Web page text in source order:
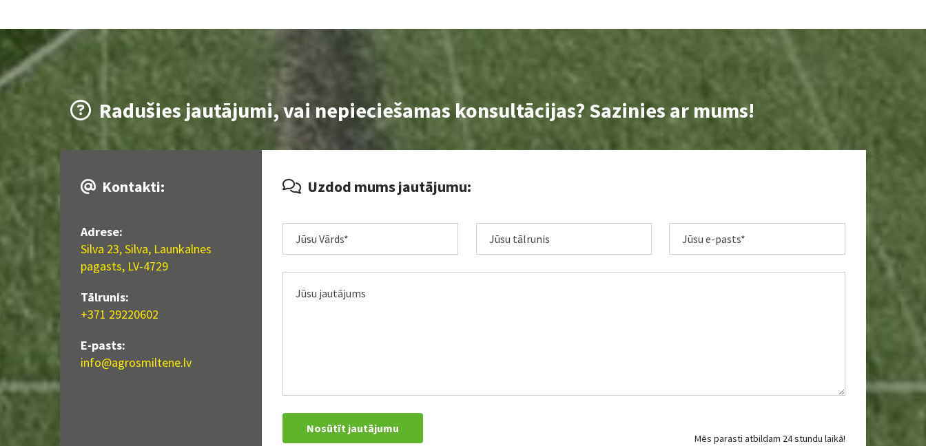
 Radušies jautājumi, vai nepieciešamas konsultācijas? Sazinies ar mums!
 Kontakti:
Adrese:
Silva 23, Silva, Launkalnes
pagasts, LV-4729
Tālrunis:
+371 29220602
E-pasts:
info@agrosmiltene.lv
 Uzdod mums jautājumu:
Mēs parasti atbildam 24 stundu laikā!